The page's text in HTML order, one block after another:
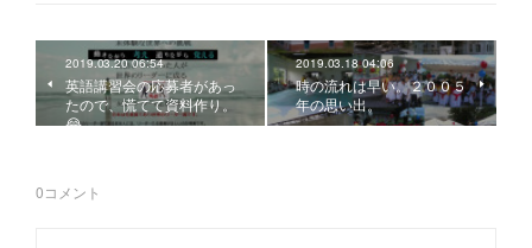
2019.03.20 06:54
英語講習会の応募者があっ
たので、慌てて資料作り。
😂
2019.03.18 04:06
時の流れは早い。２００５
年の思い出。
0コメント